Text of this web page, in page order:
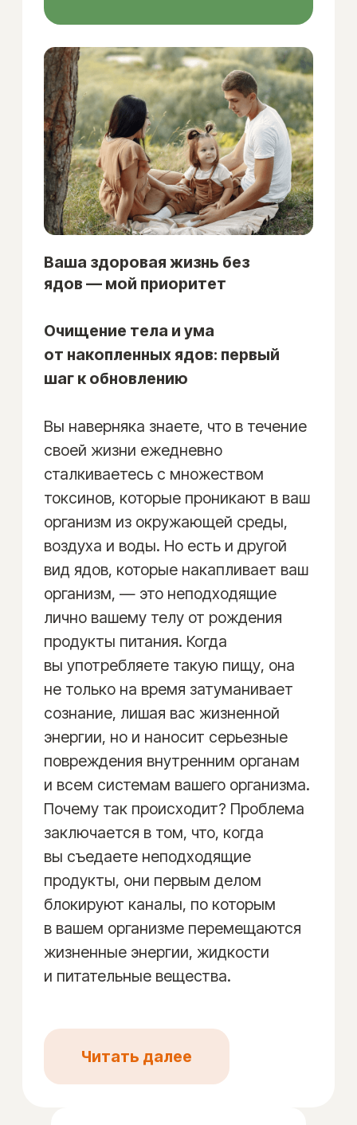
сознание, лишая вас жизненной
повреждения внутренним органам
и всем системам вашего организма.
Почему так происходит? Проблема
заключается в том, что, когда
вы съедаете неподходящие
продукты, они первым делом
блокируют каналы, по которым
в вашем организме перемещаются
жизненные энергии, жидкости
и питательные вещества.
Читать далее